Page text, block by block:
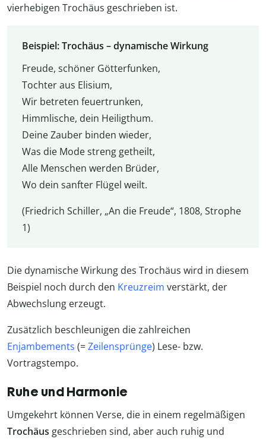
vierhebigen Trochäus geschrieben ist.
Beispiel: Trochäus – dynamische Wirkung
Freude, schöner Götterfunken,
Tochter aus Elisium,
Wir betreten feuertrunken,
Himmlische, dein Heiligthum.
Deine Zauber binden wieder,
Was die Mode streng getheilt,
Alle Menschen werden Brüder,
Wo dein sanfter Flügel weilt.
(Friedrich Schiller, „An die Freude“, 1808, Strophe
1)
Die dynamische Wirkung des Trochäus wird in diesem
Beispiel noch durch den Kreuzreim verstärkt, der
Abwechslung erzeugt.
Zusätzlich beschleunigen die zahlreichen
Enjambements (=Zeilensprünge) Lese- bzw.
Vortragstempo.
Ruhe und Harmonie
Umgekehrt können Verse, die in einem regelmäßigen
Trochäus geschrieben sind, aber auch ruhig und